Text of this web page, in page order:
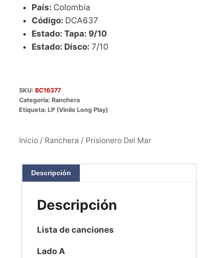
País: Colombia
Código: DCA637
Estado: Tapa: 9/10
Estado: Disco: 7/10
SKU: BC16377
Categoría: Ranchera
Etiqueta: LP (Vinilo Long Play)
Inicio / Ranchera / Prisionero Del Mar
Descripción
Descripción
Lista de canciones
Lado A